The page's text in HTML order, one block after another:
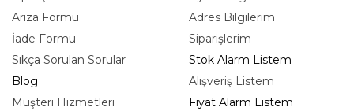
Arıza Formu
İade Formu
Sıkça Sorulan Sorular
Blog
Müşteri Hizmetleri
Adres Bilgilerim
Siparişlerim
Stok Alarm Listem
Alışveriş Listem
Fiyat Alarm Listem